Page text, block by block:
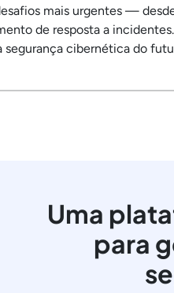
mais urgentes —
de resposta a incidentes.
segurança cibernética do
Uma
para